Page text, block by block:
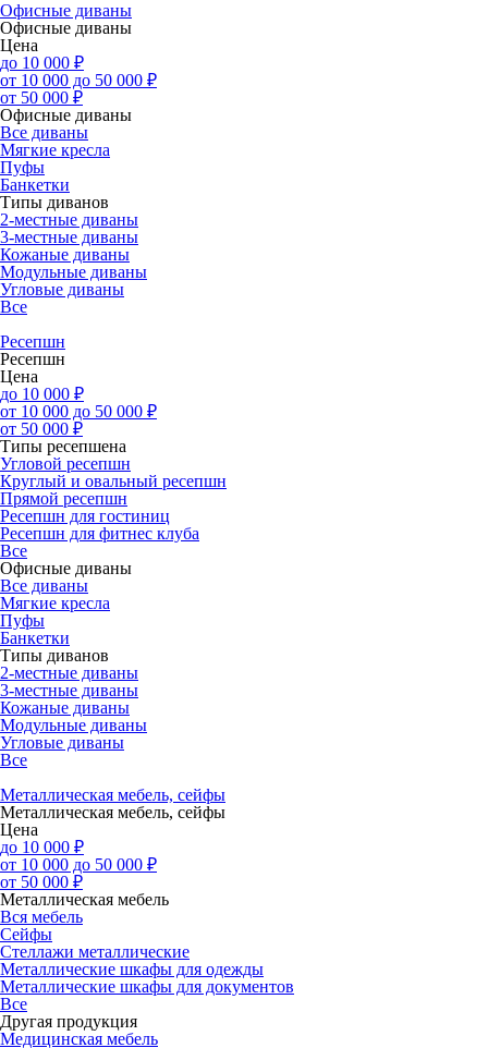
Офисные диваны
Офисные диваны
Цена
до 10 000 ₽
от 10 000 до 50 000 ₽
от 50 000 ₽
Офисные диваны
Все диваны
Мягкие кресла
Пуфы
Банкетки
Типы диванов
2-местные диваны
3-местные диваны
Кожаные диваны
Модульные диваны
Угловые диваны
Все
Ресепшн
Ресепшн
Цена
до 10 000 ₽
от 10 000 до 50 000 ₽
от 50 000 ₽
Типы ресепшена
Угловой ресепшн
Круглый и овальный ресепшн
Прямой ресепшн
Ресепшн для гостиниц
Ресепшн для фитнес клуба
Все
Офисные диваны
Все диваны
Мягкие кресла
Пуфы
Банкетки
Типы диванов
2-местные диваны
3-местные диваны
Кожаные диваны
Модульные диваны
Угловые диваны
Все
Металлическая мебель, сейфы
Металлическая мебель, сейфы
Цена
до 10 000 ₽
от 10 000 до 50 000 ₽
от 50 000 ₽
Металлическая мебель
Вся мебель
Сейфы
Стеллажи металлические
Металлические шкафы для одежды
Металлические шкафы для документов
Все
Другая продукция
Медицинская мебель